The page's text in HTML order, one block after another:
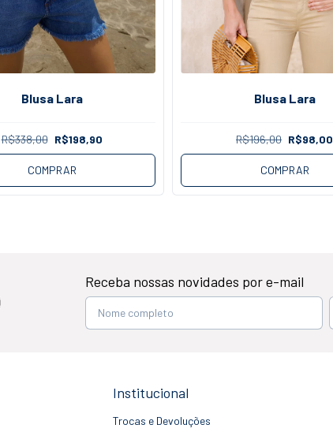
Blusa Lara
R$338,00 R$198,90
COMPRAR
Blusa Lara
R$196,00 R$98,00
COMPRAR
Receba nossas novidades por e-mail
Institucional
Trocas e Devoluções